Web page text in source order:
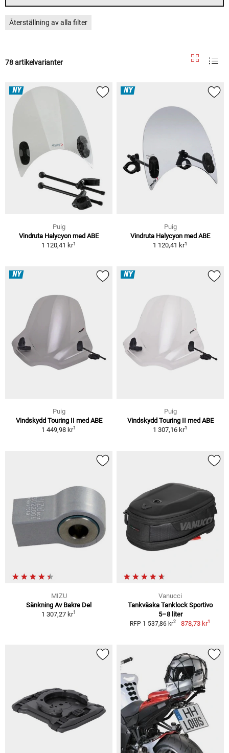
Återställning av alla filter
78 artikelvarianter
NY
Puig
Vindruta Halycyon med ABE
1 120,41 kr1
NY
Puig
Vindruta Halycyon med ABE
1 120,41 kr1
NY
Puig
Vindskydd Touring II med ABE
1 449,98 kr1
NY
Puig
Vindskydd Touring II med ABE
1 307,16 kr1
MIZU
Sänkning Av Bakre Del
1 307,27 kr1
Vanucci
Tankväska Tanklock Sportivo
5–8 liter
RFP 1 537,86 kr2 878,73 kr1